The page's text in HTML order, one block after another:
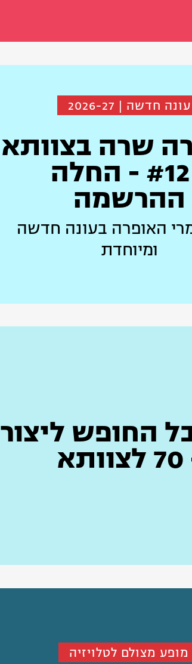
עונה חדשה | 2026-27
שרה בצוותא
- #12 - החלה
ההרשמה
האופרה בעונה חדשה
ומיוחדת
החופש ליצור
מופע מצולם לטלויזיה